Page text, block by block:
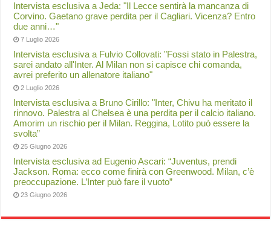
Intervista esclusiva a Jeda: "Il Lecce sentirà la mancanza di
Corvino. Gaetano grave perdita per il Cagliari. Vicenza? Entro
due anni…"
7 Luglio 2026
Intervista esclusiva a Fulvio Collovati: "Fossi stato in Palestra,
sarei andato all'Inter. Al Milan non si capisce chi comanda,
avrei preferito un allenatore italiano"
2 Luglio 2026
Intervista esclusiva a Bruno Cirillo: "Inter, Chivu ha meritato il
rinnovo. Palestra al Chelsea è una perdita per il calcio italiano.
Amorim un rischio per il Milan. Reggina, Lotito può essere la
svolta”
25 Giugno 2026
Intervista esclusiva ad Eugenio Ascari: “Juventus, prendi
Jackson. Roma: ecco come finirà con Greenwood. Milan, c’è
preoccupazione. L’Inter può fare il vuoto”
23 Giugno 2026